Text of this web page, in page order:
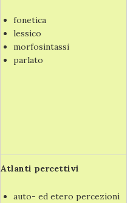
fonetica
lessico
morfosintassi
parlato
Atlanti percettivi
auto- ed etero percezioni